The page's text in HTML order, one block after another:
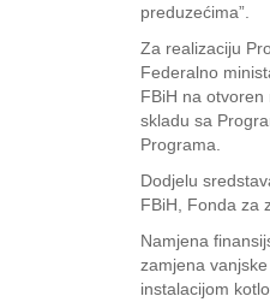
preduzećima”.
Za realizaciju
Federalno
FBiH na
skladu sa
Programa.
Dodjelu
FBiH, Fonda za
Namjena
zamjena
instalacijom